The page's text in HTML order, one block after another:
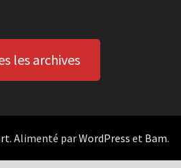
les archives
. Alimenté parWordPress et Bam.